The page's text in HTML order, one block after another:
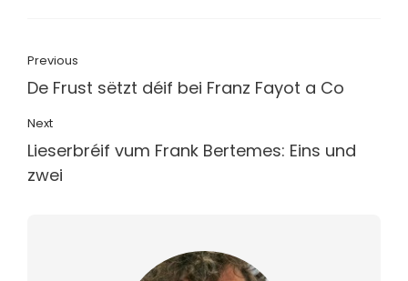
Previous
De Frust sëtzt déif bei Franz Fayot a Co
Next
Lieserbréif vum Frank Bertemes: Eins und
zwei